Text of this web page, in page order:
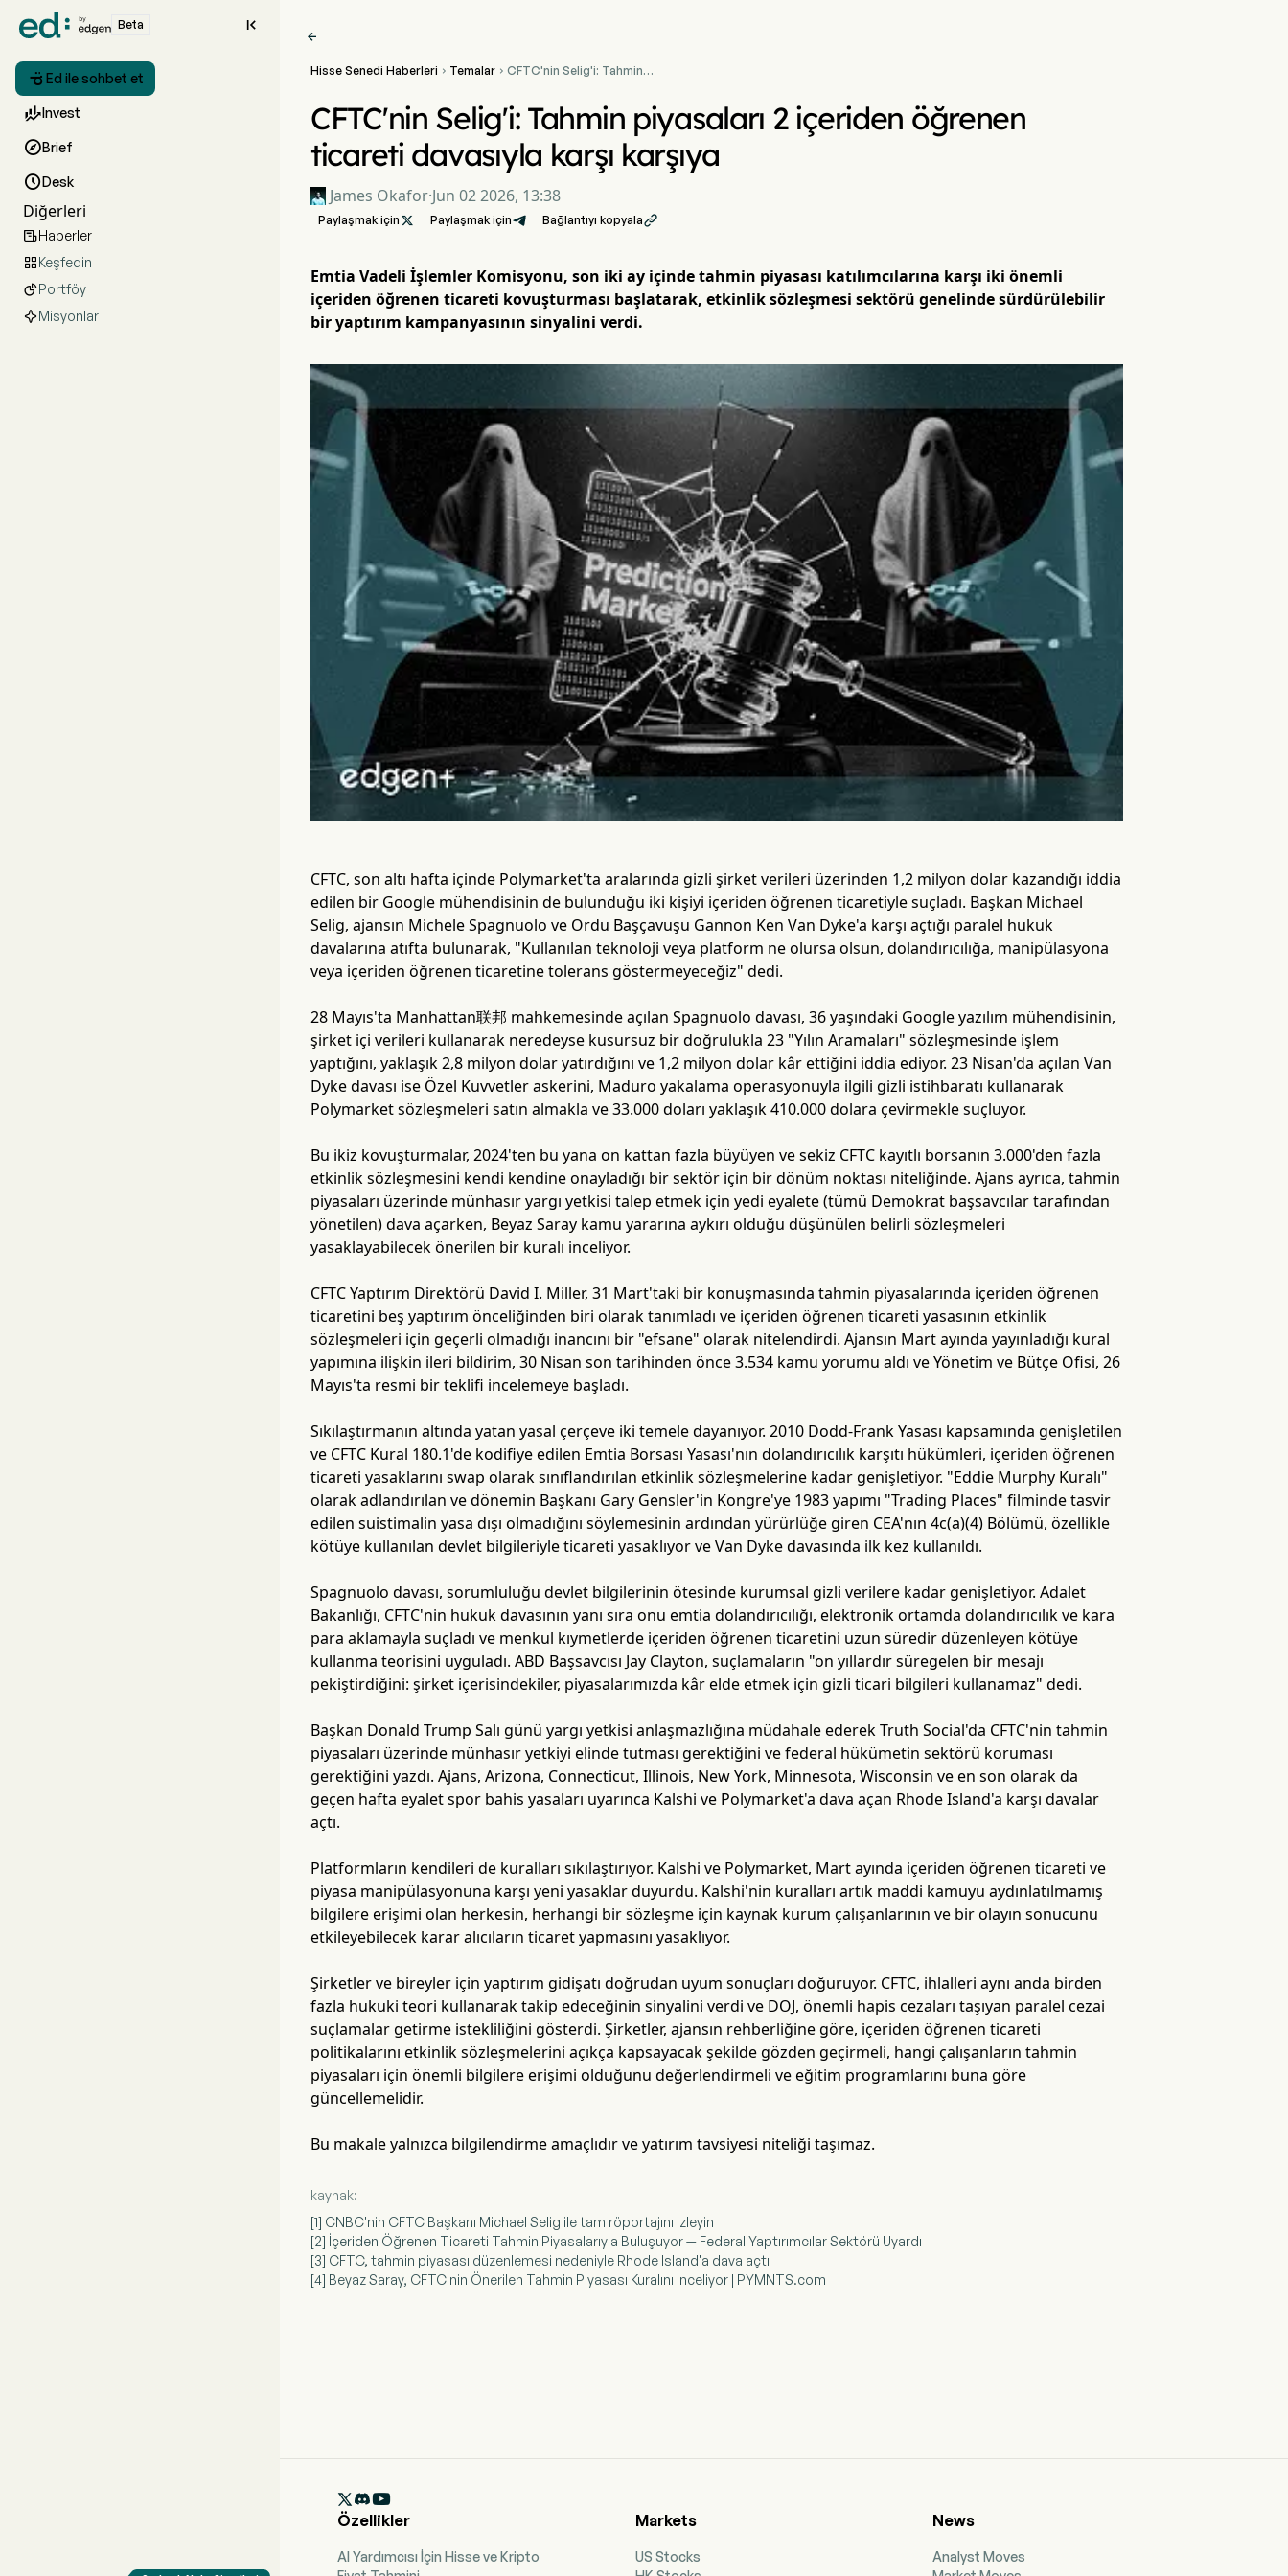
Beta 
 Ed ile sohbet et
Invest
Brief
Desk
Diğerleri
Haberler
Keşfedin
Portföy
Misyonlar

Hisse Senedi Haberleri  Temalar  CFTC'nin Selig'i: Tahmin
karşı karşıya
CFTC'nin Selig'i: Tahmin piyasaları 2 içeriden öğrenen
ticareti davasıyla karşı karşıya
James Okafor·Jun 02 2026, 13:38
Paylaşmak için  Paylaşmak için Bağlantıyı kopyala
Emtia Vadeli İşlemler Komisyonu, son iki ay içinde tahmin piyasası katılımcılarına karşı iki önemli
içeriden öğrenen ticareti kovuşturması başlatarak, etkinlik sözleşmesi sektörü genelinde sürdürülebilir
bir yaptırım kampanyasının sinyalini verdi.
CFTC, son altı hafta içinde Polymarket'ta aralarında gizli şirket verileri üzerinden 1,2 milyon dolar kazandığı iddia
edilen bir Google mühendisinin de bulunduğu iki kişiyi içeriden öğrenen ticaretiyle suçladı. Başkan Michael
Selig, ajansın Michele Spagnuolo ve Ordu Başçavuşu Gannon Ken Van Dyke'a karşı açtığı paralel hukuk
davalarına atıfta bulunarak, "Kullanılan teknoloji veya platform ne olursa olsun, dolandırıcılığa, manipülasyona
veya içeriden öğrenen ticaretine tolerans göstermeyeceğiz" dedi.
28 Mayıs'ta Manhattan联邦 mahkemesinde açılan Spagnuolo davası, 36 yaşındaki Google yazılım mühendisinin,
şirket içi verileri kullanarak neredeyse kusursuz bir doğrulukla 23 "Yılın Aramaları" sözleşmesinde işlem
yaptığını, yaklaşık 2,8 milyon dolar yatırdığını ve 1,2 milyon dolar kâr ettiğini iddia ediyor. 23 Nisan'da açılan Van
Dyke davası ise Özel Kuvvetler askerini, Maduro yakalama operasyonuyla ilgili gizli istihbaratı kullanarak
Polymarket sözleşmeleri satın almakla ve 33.000 doları yaklaşık 410.000 dolara çevirmekle suçluyor.
Bu ikiz kovuşturmalar, 2024'ten bu yana on kattan fazla büyüyen ve sekiz CFTC kayıtlı borsanın 3.000'den fazla
etkinlik sözleşmesini kendi kendine onayladığı bir sektör için bir dönüm noktası niteliğinde. Ajans ayrıca, tahmin
piyasaları üzerinde münhasır yargı yetkisi talep etmek için yedi eyalete (tümü Demokrat başsavcılar tarafından
yönetilen) dava açarken, Beyaz Saray kamu yararına aykırı olduğu düşünülen belirli sözleşmeleri
yasaklayabilecek önerilen bir kuralı inceliyor.
CFTC Yaptırım Direktörü David I. Miller, 31 Mart'taki bir konuşmasında tahmin piyasalarında içeriden öğrenen
ticaretini beş yaptırım önceliğinden biri olarak tanımladı ve içeriden öğrenen ticareti yasasının etkinlik
sözleşmeleri için geçerli olmadığı inancını bir "efsane" olarak nitelendirdi. Ajansın Mart ayında yayınladığı kural
yapımına ilişkin ileri bildirim, 30 Nisan son tarihinden önce 3.534 kamu yorumu aldı ve Yönetim ve Bütçe Ofisi, 26
Mayıs'ta resmi bir teklifi incelemeye başladı.
Sıkılaştırmanın altında yatan yasal çerçeve iki temele dayanıyor. 2010 Dodd-Frank Yasası kapsamında genişletilen
ve CFTC Kural 180.1'de kodifiye edilen Emtia Borsası Yasası'nın dolandırıcılık karşıtı hükümleri, içeriden öğrenen
ticareti yasaklarını swap olarak sınıflandırılan etkinlik sözleşmelerine kadar genişletiyor. "Eddie Murphy Kuralı"
olarak adlandırılan ve dönemin Başkanı Gary Gensler'in Kongre'ye 1983 yapımı "Trading Places" filminde tasvir
edilen suistimalin yasa dışı olmadığını söylemesinin ardından yürürlüğe giren CEA'nın 4c(a)(4) Bölümü, özellikle
kötüye kullanılan devlet bilgileriyle ticareti yasaklıyor ve Van Dyke davasında ilk kez kullanıldı.
Spagnuolo davası, sorumluluğu devlet bilgilerinin ötesinde kurumsal gizli verilere kadar genişletiyor. Adalet
Bakanlığı, CFTC'nin hukuk davasının yanı sıra onu emtia dolandırıcılığı, elektronik ortamda dolandırıcılık ve kara
para aklamayla suçladı ve menkul kıymetlerde içeriden öğrenen ticaretini uzun süredir düzenleyen kötüye
kullanma teorisini uyguladı. ABD Başsavcısı Jay Clayton, suçlamaların "on yıllardır süregelen bir mesajı
pekiştirdiğini: şirket içerisindekiler, piyasalarımızda kâr elde etmek için gizli ticari bilgileri kullanamaz" dedi.
Başkan Donald Trump Salı günü yargı yetkisi anlaşmazlığına müdahale ederek Truth Social'da CFTC'nin tahmin
piyasaları üzerinde münhasır yetkiyi elinde tutması gerektiğini ve federal hükümetin sektörü koruması
gerektiğini yazdı. Ajans, Arizona, Connecticut, Illinois, New York, Minnesota, Wisconsin ve en son olarak da
geçen hafta eyalet spor bahis yasaları uyarınca Kalshi ve Polymarket'a dava açan Rhode Island'a karşı davalar
açtı.
Platformların kendileri de kuralları sıkılaştırıyor. Kalshi ve Polymarket, Mart ayında içeriden öğrenen ticareti ve
piyasa manipülasyonuna karşı yeni yasaklar duyurdu. Kalshi'nin kuralları artık maddi kamuyu aydınlatılmamış
bilgilere erişimi olan herkesin, herhangi bir sözleşme için kaynak kurum çalışanlarının ve bir olayın sonucunu
etkileyebilecek karar alıcıların ticaret yapmasını yasaklıyor.
Şirketler ve bireyler için yaptırım gidişatı doğrudan uyum sonuçları doğuruyor. CFTC, ihlalleri aynı anda birden
fazla hukuki teori kullanarak takip edeceğinin sinyalini verdi ve DOJ, önemli hapis cezaları taşıyan paralel cezai
suçlamalar getirme istekliliğini gösterdi. Şirketler, ajansın rehberliğine göre, içeriden öğrenen ticareti
politikalarını etkinlik sözleşmelerini açıkça kapsayacak şekilde gözden geçirmeli, hangi çalışanların tahmin
piyasaları için önemli bilgilere erişimi olduğunu değerlendirmeli ve eğitim programlarını buna göre
güncellemelidir.
Bu makale yalnızca bilgilendirme amaçlıdır ve yatırım tavsiyesi niteliği taşımaz.
kaynak:
[1] CNBC'nin CFTC Başkanı Michael Selig ile tam röportajını izleyin
[2] İçeriden Öğrenen Ticareti Tahmin Piyasalarıyla Buluşuyor — Federal Yaptırımcılar Sektörü Uyardı
[3] CFTC, tahmin piyasası düzenlemesi nedeniyle Rhode Island'a dava açtı
[4] Beyaz Saray, CFTC'nin Önerilen Tahmin Piyasası Kuralını İnceliyor | PYMNTS.com

Özellikler
AI Yardımcısı İçin Hisse ve Kripto
Markets
US Stocks
News
Analyst Moves